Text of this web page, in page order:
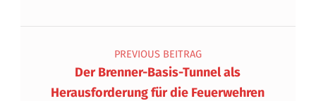
Beitragsnavigation
PREVIOUS BEITRAG
Der Brenner-Basis-Tunnel als
Herausforderung für die Feuerwehren